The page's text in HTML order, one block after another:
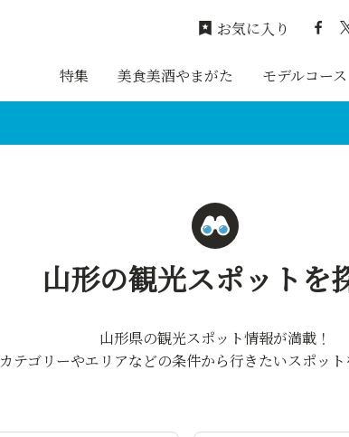
特集 美食美酒やまがた モデルコース
お気に入り
山形の観光スポットを
山形県の観光スポット情報が満載！
カテゴリーやエリアなどの条件から行きたいスポット